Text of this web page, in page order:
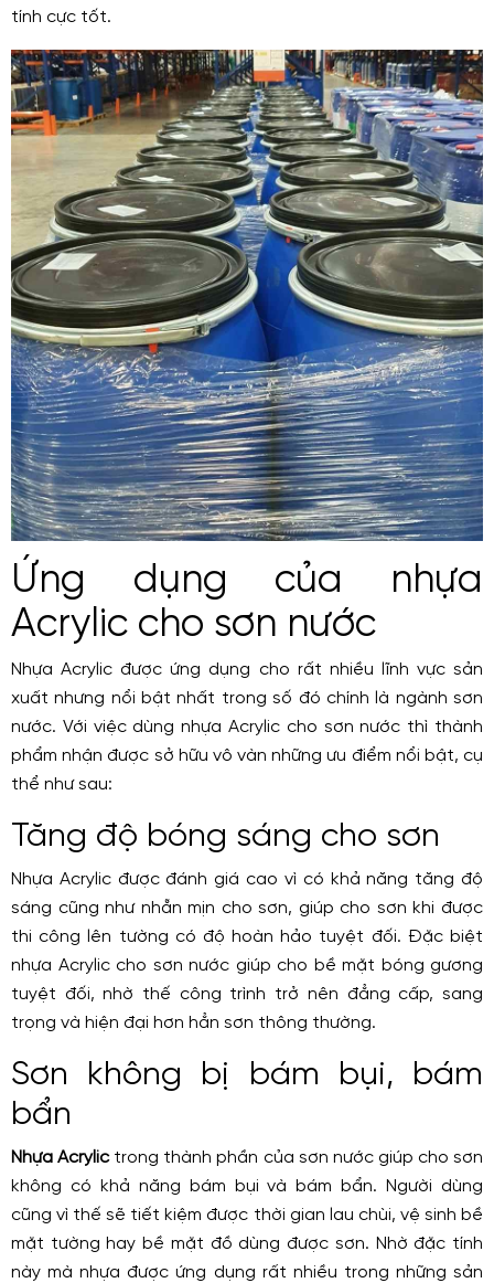
tính cực tốt.
Ứng dụng của nhựa
Acrylic cho sơn nước
Nhựa Acrylic được ứng dụng cho rất nhiều lĩnh vực sản
xuất nhưng nổi bật nhất trong số đó chính là ngành sơn
nước. Với việc dùng nhựa Acrylic cho sơn nước thì thành
phẩm nhận được sở hữu vô vàn những ưu điểm nổi bật, cụ
thể như sau:
Tăng độ bóng sáng cho sơn
Nhựa Acrylic được đánh giá cao vì có khả năng tăng độ
sáng cũng như nhẵn mịn cho sơn, giúp cho sơn khi được
thi công lên tường có độ hoàn hảo tuyệt đối. Đặc biệt
nhựa Acrylic cho sơn nước giúp cho bề mặt bóng gương
tuyệt đối, nhờ thế công trình trở nên đẳng cấp, sang
trọng và hiện đại hơn hẳn sơn thông thường.
Sơn không bị bám bụi, bám
bẩn
Nhựa Acrylictrong thành phần của sơn nước giúp cho sơn
không có khả năng bám bụi và bám bẩn. Người dùng
cũng vì thế sẽ tiết kiệm được thời gian lau chùi, vệ sinh bề
mặt tường hay bề mặt đồ dùng được sơn. Nhờ đặc tính
này mà nhựa được ứng dụng rất nhiều trong những sản